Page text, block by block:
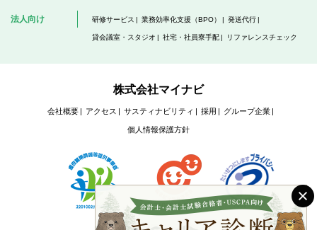
法人向け 研修サービス 業務効率化支援（BPO） 発送代行
貸会議室・スタジオ 社宅・社員寮手配 リファレンスチェック
株式会社マイナビ
会社概要 アクセス サスティナビリティ 採用 グループ企業
個人情報保護方針